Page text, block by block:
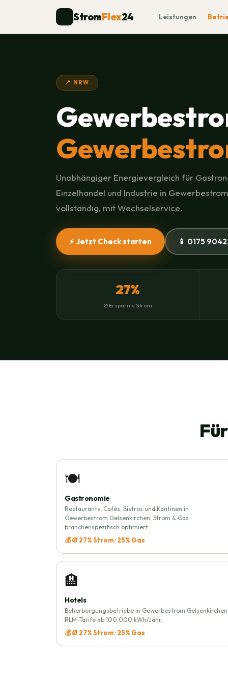
StromFlex24 Leistungen
📍 NRW
Unabhängiger Energievergleich für
Einzelhandel und Industrie in
vollständig, mit Wechselservice.
⚡ Jetzt Check starten 📱 0175
27%
Ø Ersparnis Strom
🍽️
Gastronomie
Restaurants, Cafés, Bistros und Kantinen in
Gewerbestrom Gelsenkirchen. Strom & Gas
branchenspezifisch optimiert.
💰 Ø 27% Strom · 25% Gas
🏨
Hotels
Beherbergungsbetriebe in Gewerbestrom
RLM-Tarife ab 100.000 kWh/Jahr.
💰 Ø 27% Strom · 25% Gas